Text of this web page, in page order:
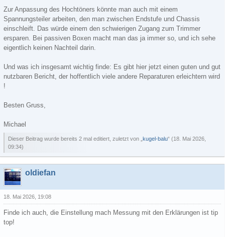
Zur Anpassung des Hochtöners könnte man auch mit einem
Spannungsteiler arbeiten, den man zwischen Endstufe und Chassis
einschleift. Das würde einem den schwierigen Zugang zum Trimmer
ersparen. Bei passiven Boxen macht man das ja immer so, und ich sehe
eigentlich keinen Nachteil darin.
Und was ich insgesamt wichtig finde: Es gibt hier jetzt einen guten und gut
nutzbaren Bericht, der hoffentlich viele andere Reparaturen erleichtern wird
!
Besten Gruss,
Michael
Dieser Beitrag wurde bereits 2 mal editiert, zuletzt von „ kugel-balu“ (18. Mai 2026,
09:34)
oldiefan
18. Mai 2026, 19:08
Finde ich auch, die Einstellung mach Messung mit den Erklärungen ist tip
top!